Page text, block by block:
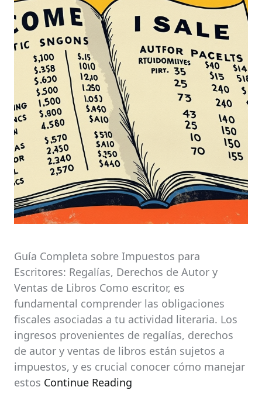
Guía Completa sobre Impuestos para
Escritores: Regalías, Derechos de Autor y
Ventas de Libros Como escritor, es
fundamental comprender las obligaciones
fiscales asociadas a tu actividad literaria. Los
ingresos provenientes de regalías, derechos
de autor y ventas de libros están sujetos a
impuestos, y es crucial conocer cómo manejar
estos Continue Reading